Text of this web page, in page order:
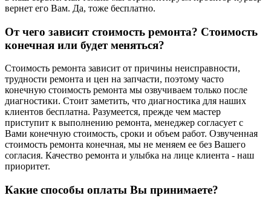
вернет его Вам. Да, тоже бесплатно.
От чего зависит стоимость ремонта? Стоимость
конечная или будет меняться?
Стоимость ремонта зависит от причины неисправности,
трудности ремонта и цен на запчасти, поэтому часто
конечную стоимость ремонта мы озвучиваем только после
диагностики. Стоит заметить, что диагностика для наших
клиентов бесплатна. Разумеется, прежде чем мастер
приступит к выполнению ремонта, менеджер согласует с
Вами конечную стоимость, сроки и объем работ. Озвученная
стоимость ремонта конечная, мы не меняем ее без Вашего
согласия. Качество ремонта и улыбка на лице клиента - наш
приоритет.
Какие способы оплаты Вы принимаете?